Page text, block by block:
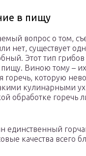
в пищу
вопрос о том,
нет, существует
Этот тип
пищу. Виною тому – их
горечь, которую
кулинарными
обработке горечь
единственный
качества всего